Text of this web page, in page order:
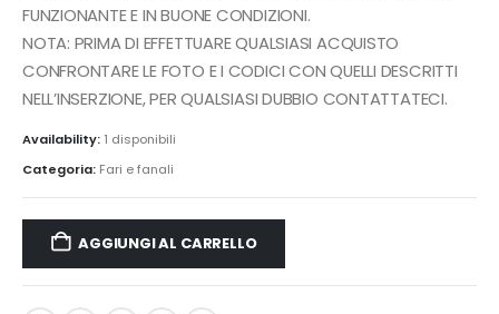
FUNZIONANTE E IN BUONE CONDIZIONI.
NOTA: PRIMA DI EFFETTUARE QUALSIASI ACQUISTO
CONFRONTARE LE FOTO E I CODICI CON QUELLI DESCRITTI
NELL’INSERZIONE, PER QUALSIASI DUBBIO CONTATTATECI.
Availability: 1 disponibili
Categoria: Fari e fanali
AGGIUNGI AL CARRELLO